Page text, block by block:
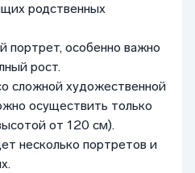
родственных
портрет, особенно важно
рост.
сложной художественной
осуществить только
от 120 см).
несколько портретов и